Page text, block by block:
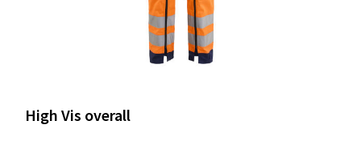
High Vis overall